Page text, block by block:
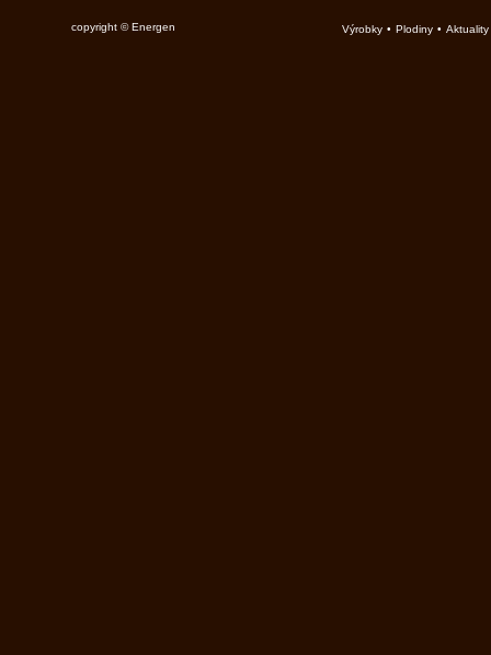
copyright © Energen Výrobky • Plodiny • Aktuality